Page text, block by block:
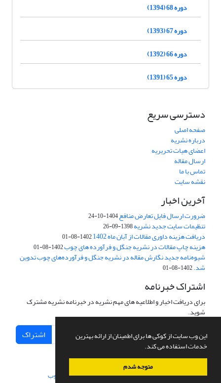
این وب سایت از کوکی ها برای اطمینان از ارائه بهترین
خدمات استفاده می کند.
متوجه شدم
دوره 68 (1394)
دوره 67 (1393)
دوره 66 (1392)
دوره 65 (1391)
دسترسی سریع
صفحه اصلی
درباره نشریه
اعضای هیات تحریریه
ارسال مقاله
تماس با ما
نقشه سایت
آخرین اخبار
ضرورت ارسال فایل تعارض منافع1404-10-24
تنظیمات سایت جدید نشریه1398-09-26
دریافت هزینه داوری مقالات از آبان ماه 1402 1402-08-01
هزینه چاپ مقالات در نشریه جنگل و فرآورده های چوب1402-08-01
شیوه‌نامه جدید نگارش مقاله در نشریه جنگل و فرآورده‌های چوب تدوین
شد.1402-08-01
اشتراک خبرنامه
برای دریافت اخبار و اطلاعیه های مهم نشریه در خبرنامه نشریه مشترک
شوید.
اشتراک
سامانه مدیریت نشریات علمی.طراحی و پیاده سازی از سیناوب